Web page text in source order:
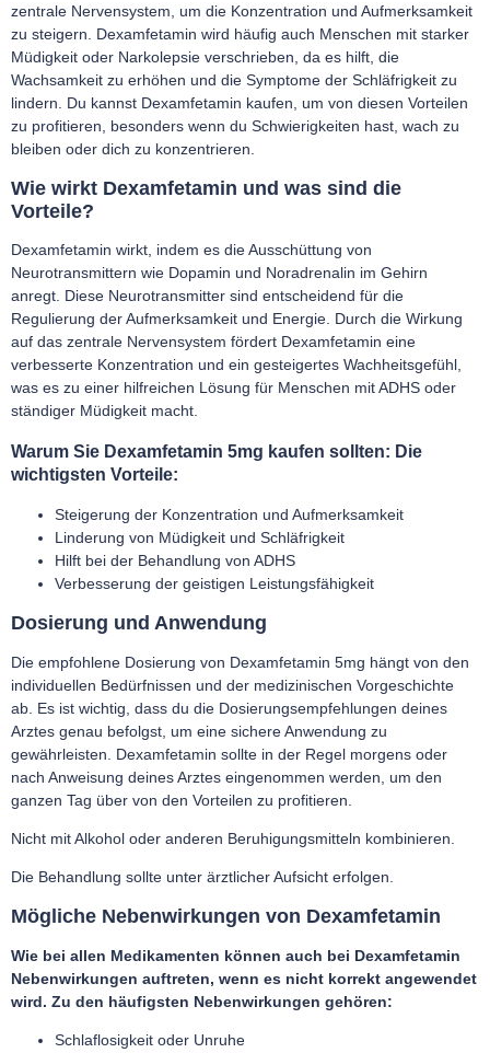
zentrale Nervensystem, um die Konzentration und Aufmerksamkeit
zu steigern. Dexamfetamin wird häufig auch Menschen mit starker
Müdigkeit oder Narkolepsie verschrieben, da es hilft, die
Wachsamkeit zu erhöhen und die Symptome der Schläfrigkeit zu
lindern. Du kannst Dexamfetamin kaufen, um von diesen Vorteilen
zu profitieren, besonders wenn du Schwierigkeiten hast, wach zu
bleiben oder dich zu konzentrieren.
Wie wirkt Dexamfetamin und was sind die
Vorteile?
Dexamfetamin wirkt, indem es die Ausschüttung von
Neurotransmittern wie Dopamin und Noradrenalin im Gehirn
anregt. Diese Neurotransmitter sind entscheidend für die
Regulierung der Aufmerksamkeit und Energie. Durch die Wirkung
auf das zentrale Nervensystem fördert Dexamfetamin eine
verbesserte Konzentration und ein gesteigertes Wachheitsgefühl,
was es zu einer hilfreichen Lösung für Menschen mit ADHS oder
ständiger Müdigkeit macht.
Warum Sie Dexamfetamin 5mg kaufen sollten: Die
wichtigsten Vorteile:
Steigerung der Konzentration und Aufmerksamkeit
Linderung von Müdigkeit und Schläfrigkeit
Hilft bei der Behandlung von ADHS
Verbesserung der geistigen Leistungsfähigkeit
Dosierung und Anwendung
Die empfohlene Dosierung von Dexamfetamin 5mg hängt von den
individuellen Bedürfnissen und der medizinischen Vorgeschichte
ab. Es ist wichtig, dass du die Dosierungsempfehlungen deines
Arztes genau befolgst, um eine sichere Anwendung zu
gewährleisten. Dexamfetamin sollte in der Regel morgens oder
nach Anweisung deines Arztes eingenommen werden, um den
ganzen Tag über von den Vorteilen zu profitieren.
Nicht mit Alkohol oder anderen Beruhigungsmitteln kombinieren.
Die Behandlung sollte unter ärztlicher Aufsicht erfolgen.
Mögliche Nebenwirkungen von Dexamfetamin
Wie bei allen Medikamenten können auch bei Dexamfetamin
Nebenwirkungen auftreten, wenn es nicht korrekt angewendet
wird. Zu den häufigsten Nebenwirkungen gehören:
Schlaflosigkeit oder Unruhe